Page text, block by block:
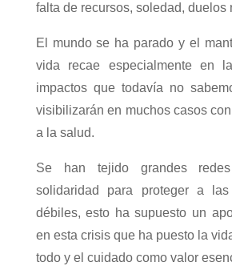
falta de recursos, soledad, duelos
El mundo se ha parado y el
vida recae especialmente en
impactos que todavía no
visibilizarán en muchos casos
a la salud.
Se han tejido grandes
solidaridad para proteger a
débiles, esto ha supuesto un
en esta crisis que ha puesto la
todo y el cuidado como valor